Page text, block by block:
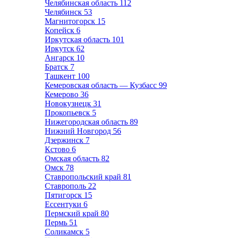
Челябинская область 112
Челябинск 53
Магнитогорск 15
Копейск 6
Иркутская область 101
Иркутск 62
Ангарск 10
Братск 7
Ташкент 100
Кемеровская область — Кузбасс 99
Кемерово 36
Новокузнецк 31
Прокопьевск 5
Нижегородская область 89
Нижний Новгород 56
Дзержинск 7
Кстово 6
Омская область 82
Омск 78
Ставропольский край 81
Ставрополь 22
Пятигорск 15
Ессентуки 6
Пермский край 80
Пермь 51
Соликамск 5